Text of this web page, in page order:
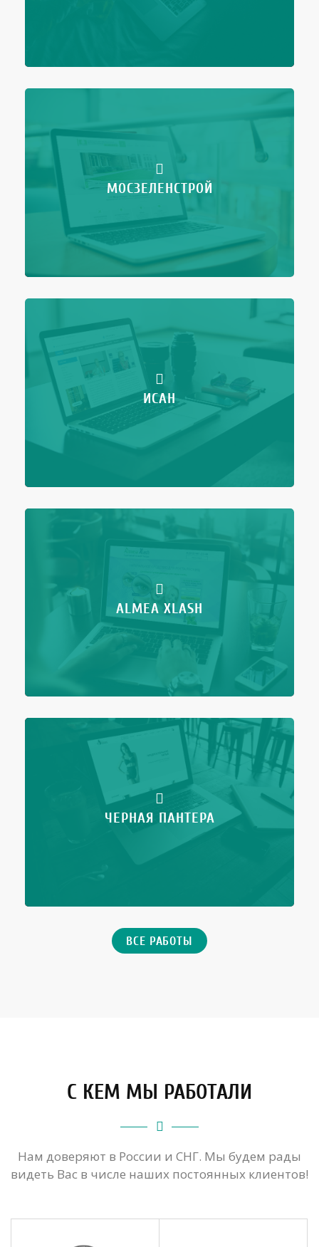
МОСЗЕЛЕНСТРОЙ
ИСАН
ALMEA XLASH
ЧЕРНАЯ ПАНТЕРА
ВСЕ РАБОТЫ
С КЕМ МЫ РАБОТАЛИ
Нам доверяют в России и СНГ. Мы будем рады
видеть Вас в числе наших постоянных клиентов!